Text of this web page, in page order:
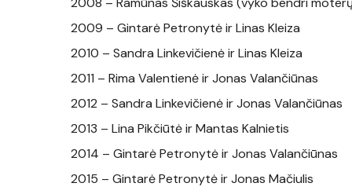
2009 – Gintarė Petronytė ir Linas Kleiza
2010 – Sandra Linkevičienė ir Linas Kleiza
2011 – Rima Valentienė ir Jonas Valančiūnas
2012 – Sandra Linkevičienė ir Jonas Valančiūnas
2013 – Lina Pikčiūtė ir Mantas Kalnietis
2014 – Gintarė Petronytė ir Jonas Valančiūnas
2015 – Gintarė Petronytė ir Jonas Mačiulis